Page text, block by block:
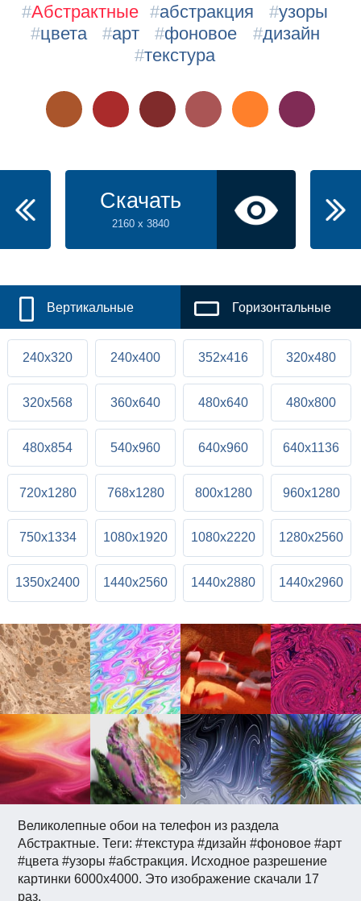
Великолепные обои на телефон из раздела
Абстрактные. Теги: #текстура #дизайн #фоновое #арт
#цвета #узоры #абстракция. Исходное разрешение
картинки 6000x4000. Это изображение скачали 17
раз.
#Абстрактные #абстракция #узоры
#цвета #арт #фоновое #дизайн
#текстура
Скачать
2160 x 3840
Вертикальные Горизонтальные
240x320 240x400 352x416 320x480
320x568 360x640 480x640 480x800
480x854 540x960 640x960 640x1136
720x1280 768x1280 800x1280 960x1280
750x1334 1080x1920 1080x2220 1280x2560
1350x2400 1440x2560 1440x2880 1440x2960